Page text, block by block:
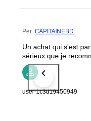
Per CAPITAINEBD
Un achat qui s'est
sérieux que je
user-1c3d19450949